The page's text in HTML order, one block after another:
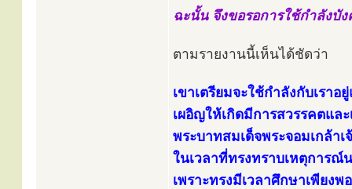
ฉะนั้น จึงขอรอการใช้กำลังบัง
ตามรายงานนี้เห็นได้ชัดว่า
เขาเตรียมจะใช้กำลังกับเราอ
เผอิญให้เกิดมีการสวรรคตแล
พระบาทสมเด็จพระจอมเกล้า
ในเวลาที่ทรงทราบเหตุการณ์
เพราะทรงมีเวลาศึกษาเพียงพอ